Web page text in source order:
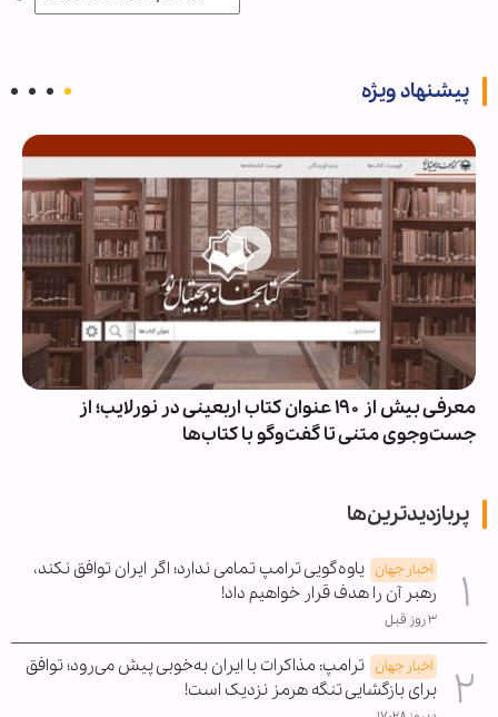
پیشنهاد ویژه
معرفی بیش از ۱۹۰ عنوان کتاب اربعینی در نورلایب؛ از
جست‌وجوی متنی تا گفت‌وگو با کتاب‌ها
پربازدیدترین‌ها
اخبار جهان یاوه‌گویی ترامپ تمامی ندارد؛ اگر ایران توافق نکند،
رهبر آن را هدف قرار خواهیم داد!
۳ روز قبل
اخبار جهان ترامپ: مذاکرات با ایران به‌خوبی پیش می‌رود؛ توافق
برای بازگشایی تنگه هرمز نزدیک است!